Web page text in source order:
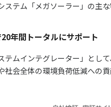
ステム「メガソーラー」の主な
年間トータルにサポート
テムインテグレーター」と
社会全体の環境負荷低減への